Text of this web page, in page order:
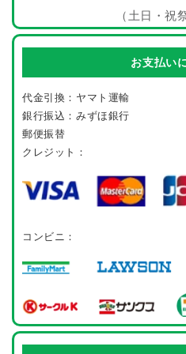
（土日・祝
お支払い
代金引換：ヤマト運輸
銀行振込：みずほ銀行
郵便振替
クレジット：
コンビニ：